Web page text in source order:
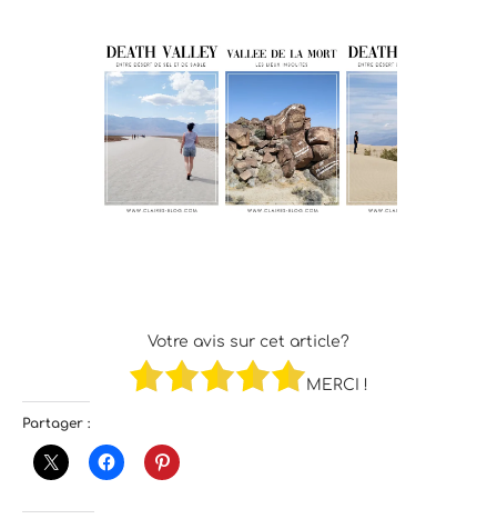
Votre avis sur cet article?
MERCI !
Partager :